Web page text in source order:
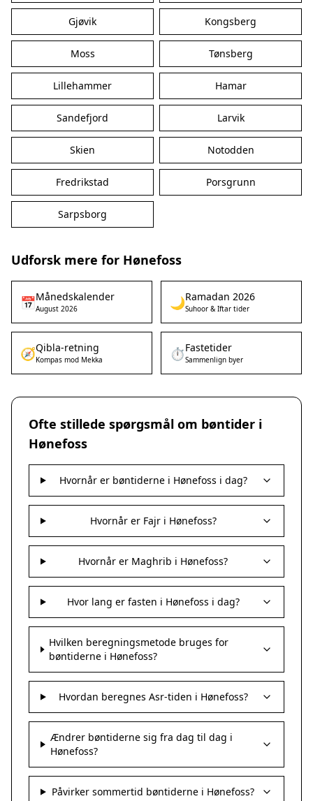
Gjøvik Kongsberg
Moss Tønsberg
Lillehammer Hamar
Sandefjord Larvik
Skien Notodden
Fredrikstad Porsgrunn
Sarpsborg
Udforsk mere for Hønefoss
📅Månedskalender
August 2026 🌙Ramadan 2026
Suhoor & Iftar tider
🧭Qibla-retning
Kompas mod Mekka ⏱️Fastetider
Sammenlign byer
Ofte stillede spørgsmål om bøntider i
Hønefoss
Hvornår er bøntiderne i Hønefoss i dag?
Hvornår er Fajr i Hønefoss?
Hvornår er Maghrib i Hønefoss?
Hvor lang er fasten i Hønefoss i dag?
Hvilken beregningsmetode bruges for
bøntiderne i Hønefoss?
Hvordan beregnes Asr-tiden i Hønefoss?
Ændrer bøntiderne sig fra dag til dag i
Hønefoss?
Påvirker sommertid bøntiderne i Hønefoss?